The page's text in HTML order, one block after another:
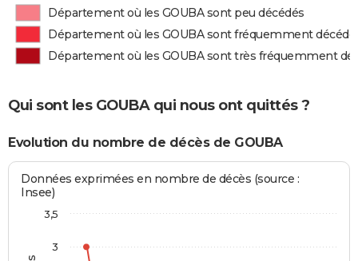
Département où les GOUBA sont peu décédés
Département où les GOUBA sont fréquemment
Département où les GOUBA sont très fréquemment
Qui sont les GOUBA qui nous ont quittés ?
Evolution du nombre de décès de GOUBA
Données exprimées en nombre de décès (source :
Insee)
3
3,5